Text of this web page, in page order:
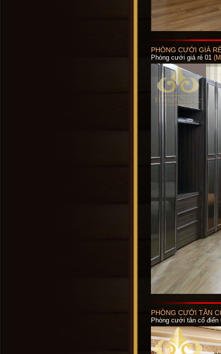
PHÒNG CƯỚI GIÁ
Phòng cưới giá rẻ 01
PHÒNG CƯỚI TÂN
Phòng cưới tân cổ